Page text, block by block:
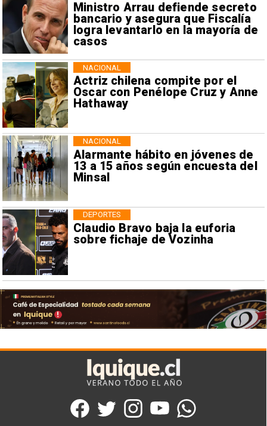
Ministro Arrau defiende secreto
bancario y asegura que Fiscalía
logra levantarlo en la mayoría de
casos
Actriz chilena compite por el
Oscar con Penélope Cruz y Anne
Hathaway
NACIONAL
Alarmante hábito en jóvenes de
13 a 15 años según encuesta del
Minsal
NACIONAL
Claudio Bravo baja la euforia
sobre fichaje de Vozinha
DEPORTES